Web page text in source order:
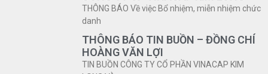
THÔNG BÁO Về việc Bổ nhiệm, miễn nhiệm chức
danh
THÔNG BÁO TIN BUỒN – ĐỒNG CHÍ
HOÀNG VĂN LỢI
TIN BUỒN CÔNG TY CỔ PHẦN VINACAP KIM